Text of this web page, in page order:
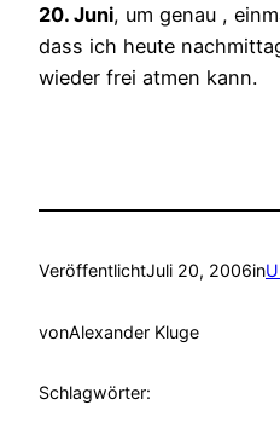
20. Juni, um genau ,
dass ich heute
wieder frei atmen kann.
VeröffentlichtJuli 20, 2006in
vonAlexander Kluge
Schlagwörter: